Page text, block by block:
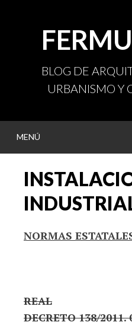
contenido
BLOG DE
URBANISMO Y
MENÚ
NORMAS
REAL
DECRETO 138/